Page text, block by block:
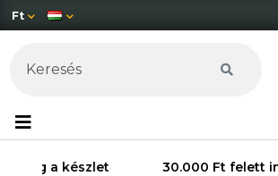
Ft
30.000 Ft felett ingyenes